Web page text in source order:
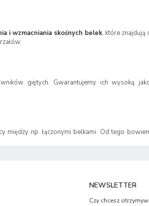
i wzmacniania skośnych belek, które
giętych. Gwarantujemy ich wysoką
między np. łączonymi belkami. Od tego
NEWSLETTER
Czy chcesz